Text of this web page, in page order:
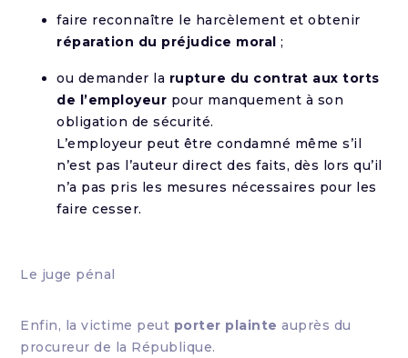
faire reconnaître le harcèlement et obtenir
réparation du préjudice moral ;
ou demander la rupture du contrat aux torts
de l’employeur pour manquement à son
obligation de sécurité.
L’employeur peut être condamné même s’il
n’est pas l’auteur direct des faits, dès lors qu’il
n’a pas pris les mesures nécessaires pour les
faire cesser.
Le juge pénal
Enfin, la victime peut porter plainte auprès du
procureur de la République.